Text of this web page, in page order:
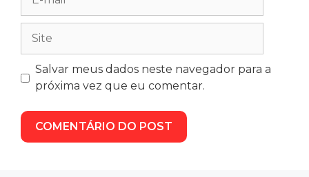
Salvar meus dados neste navegador para a
próxima vez que eu comentar.